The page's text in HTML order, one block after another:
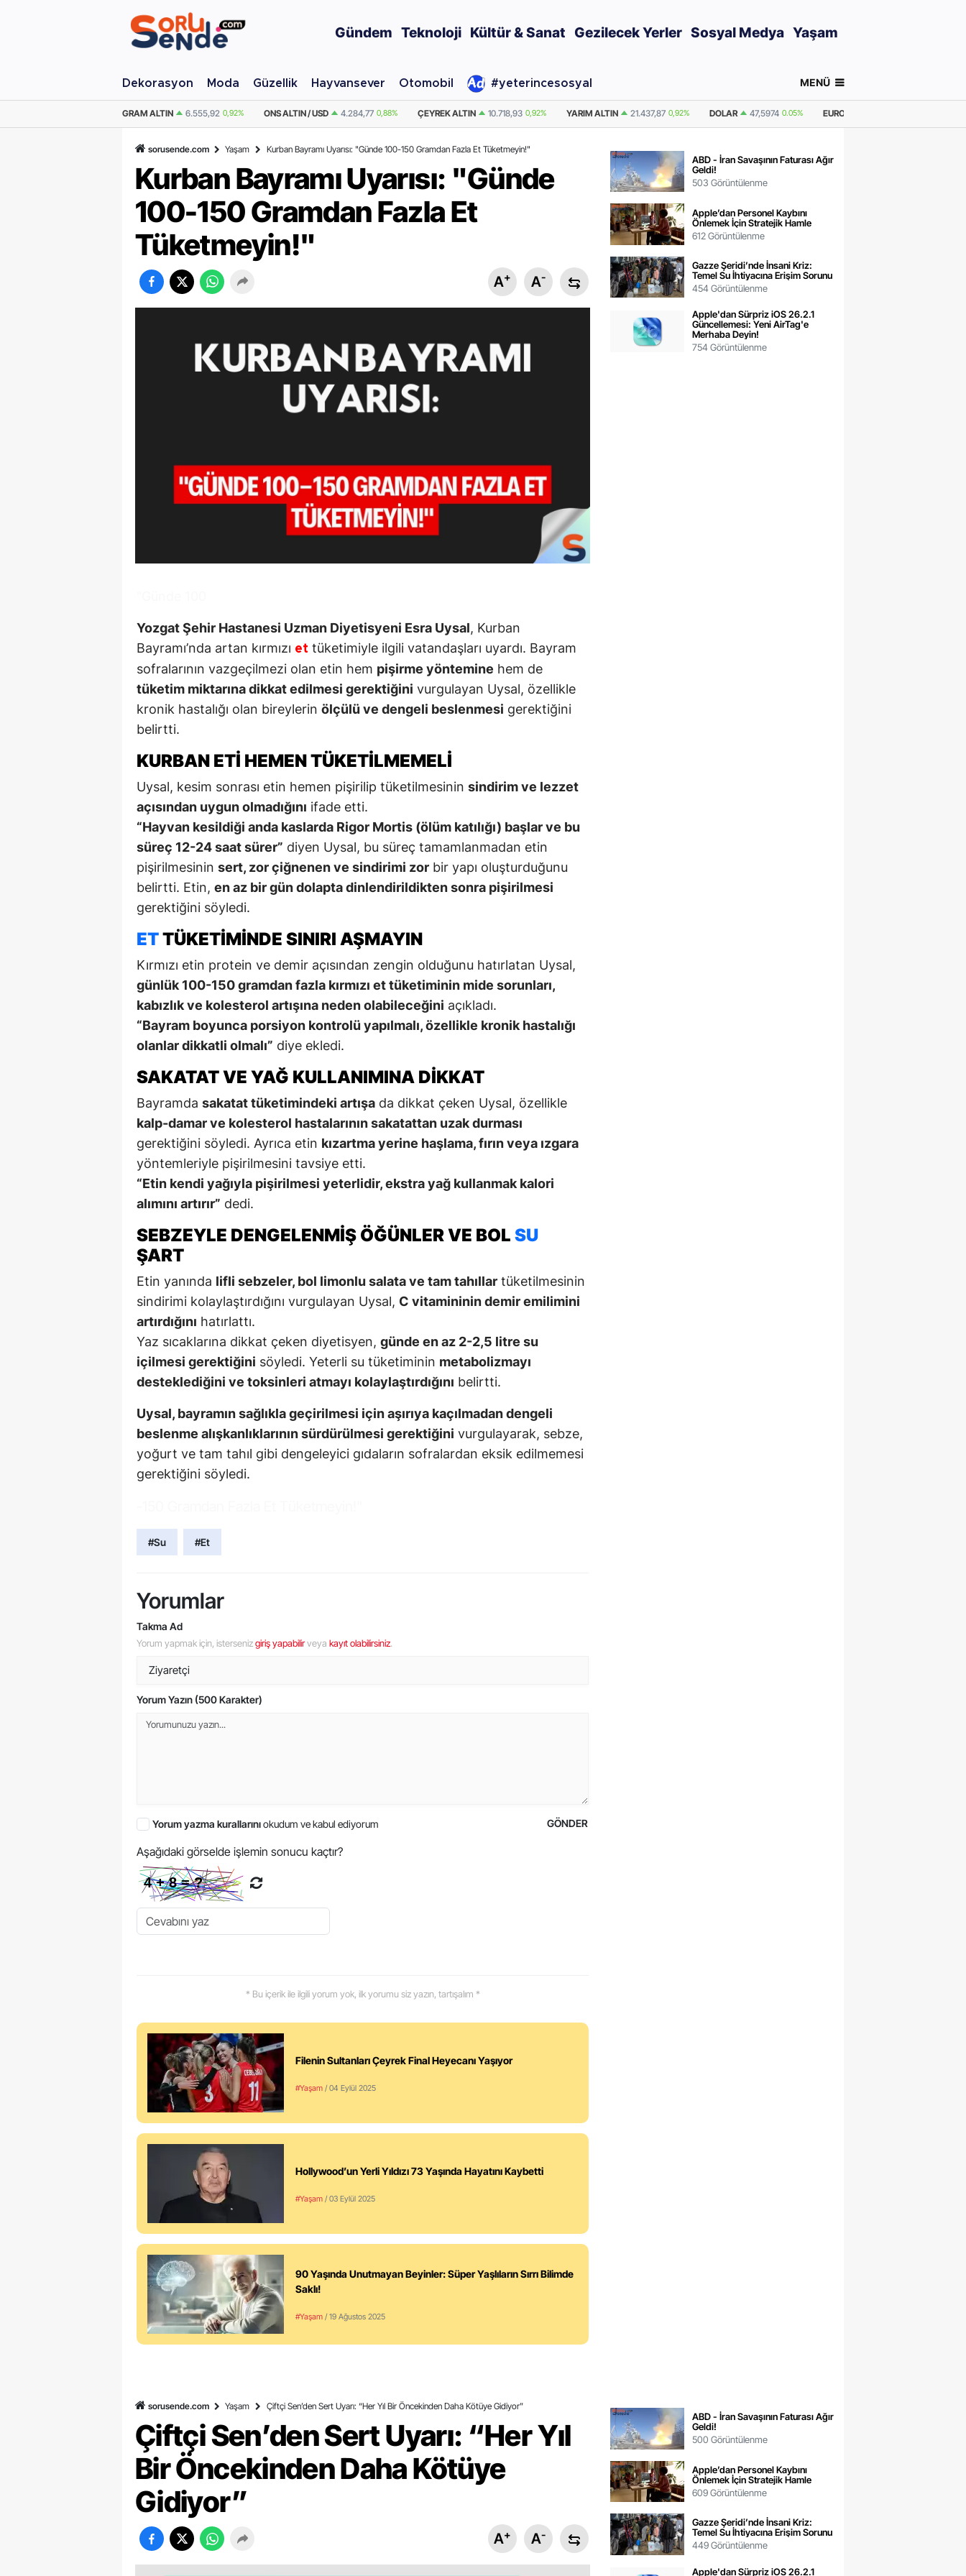
Gündem Teknoloji Kültür & Sanat Gezilecek Yerler Sosyal Medya Yaşam
Dekorasyon Moda Güzellik Hayvansever Otomobil #yeterincesosyal MENÜ
ONS ALTIN / USD 4.284,77 0,88% ÇEYREK ALTIN 10.718,93 0,92% YARIM ALTIN 21.437,87 0,92% DOLAR 47,5974 0.05% EURO 55,1283 0.19% GRAM ALTIN
sorusende.com Yaşam Kurban Bayramı Uyarısı: "Günde 100-150 Gramdan Fazla Et Tüketmeyin!"
Kurban Bayramı Uyarısı: "Günde
100-150 Gramdan Fazla Et
Tüketmeyin!"
A+ A-
Yozgat Şehir Hastanesi Uzman Diyetisyeni Esra Uysal, Kurban
Bayramı’nda artan kırmızı et tüketimiyle ilgili vatandaşları uyardı. Bayram
sofralarının vazgeçilmezi olan etin hem pişirme yöntemine hem de
tüketim miktarına dikkat edilmesi gerektiğini vurgulayan Uysal, özellikle
kronik hastalığı olan bireylerin ölçülü ve dengeli beslenmesi gerektiğini
belirtti.
KURBAN ETI HEMEN TÜKETILMEMELI
Uysal, kesim sonrası etin hemen pişirilip tüketilmesinin sindirim ve lezzet
açısından uygun olmadığını ifade etti.
“Hayvan kesildiği anda kaslarda Rigor Mortis (ölüm katılığı) başlar ve bu
süreç 12-24 saat sürer” diyen Uysal, bu süreç tamamlanmadan etin
pişirilmesinin sert, zor çiğnenen ve sindirimi zor bir yapı oluşturduğunu
belirtti. Etin, en az bir gün dolapta dinlendirildikten sonra pişirilmesi
gerektiğini söyledi.
ETTÜKETIMINDE SINIRI AŞMAYIN
Kırmızı etin protein ve demir açısından zengin olduğunu hatırlatan Uysal,
günlük 100-150 gramdan fazla kırmızı et tüketiminin mide sorunları,
kabızlık ve kolesterol artışına neden olabileceğini açıkladı.
“Bayram boyunca porsiyon kontrolü yapılmalı, özellikle kronik hastalığı
olanlar dikkatli olmalı” diye ekledi.
SAKATAT VE YAĞ KULLANIMINA DIKKAT
Bayramda sakatat tüketimindeki artışa da dikkat çeken Uysal, özellikle
kalp-damar ve kolesterol hastalarının sakatattan uzak durması
gerektiğini söyledi. Ayrıca etin kızartma yerine haşlama, fırın veya ızgara
yöntemleriyle pişirilmesini tavsiye etti.
“Etin kendi yağıyla pişirilmesi yeterlidir, ekstra yağ kullanmak kalori
alımını artırır” dedi.
SEBZEYLE DENGELENMIŞ ÖĞÜNLER VE BOL SU
ŞART
Etin yanında lifli sebzeler, bol limonlu salata ve tam tahıllar tüketilmesinin
sindirimi kolaylaştırdığını vurgulayan Uysal, C vitamininin demir emilimini
artırdığını hatırlattı.
Yaz sıcaklarına dikkat çeken diyetisyen, günde en az 2-2,5 litre su
içilmesi gerektiğini söyledi. Yeterli su tüketiminin metabolizmayı
desteklediğini ve toksinleri atmayı kolaylaştırdığını belirtti.
Uysal, bayramın sağlıkla geçirilmesi için aşırıya kaçılmadan dengeli
beslenme alışkanlıklarının sürdürülmesi gerektiğini vurgulayarak, sebze,
yoğurt ve tam tahıl gibi dengeleyici gıdaların sofralardan eksik edilmemesi
gerektiğini söyledi.
#Su #Et
Yorumlar
Takma Ad
Yorum yapmak için, istersenizgiriş yapabilirveya kayıt olabilirsiniz.
Yorum Yazın (500 Karakter)
GÖNDER
Yorum yazma kurallarınıokudum ve kabul ediyorum
Aşağıdaki görselde işlemin sonucu kaçtır?
* Bu içerik ile ilgili yorum yok, ilk yorumu siz yazın, tartışalım *
Filenin Sultanları Çeyrek Final Heyecanı Yaşıyor
#Yaşam / 04 Eylül 2025
Hollywood’un Yerli Yıldızı 73 Yaşında Hayatını Kaybetti
#Yaşam / 03 Eylül 2025
90 Yaşında Unutmayan Beyinler: Süper Yaşlıların Sırrı Bilimde
Saklı!
#Yaşam / 19 Ağustos 2025
ABD - İran Savaşının Faturası Ağır
Geldi!
503 Görüntülenme
Apple’dan Personel Kaybını
Önlemek İçin Stratejik Hamle
612 Görüntülenme
Gazze Şeridi’nde İnsani Kriz:
Temel Su İhtiyacına Erişim Sorunu
454 Görüntülenme
Apple'dan Sürpriz iOS 26.2.1
Güncellemesi: Yeni AirTag'e
Merhaba Deyin!
754 Görüntülenme
sorusende.com Yaşam Çiftçi Sen’den Sert Uyarı: “Her Yıl Bir Öncekinden Daha Kötüye Gidiyor”
Çiftçi Sen’den Sert Uyarı: “Her Yıl
Bir Öncekinden Daha Kötüye
Gidiyor”
A+ A-
ABD - İran Savaşının Faturası Ağır
Geldi!
500 Görüntülenme
Apple’dan Personel Kaybını
Önlemek İçin Stratejik Hamle
609 Görüntülenme
Gazze Şeridi’nde İnsani Kriz:
Temel Su İhtiyacına Erişim Sorunu
449 Görüntülenme
Apple'dan Sürpriz iOS 26.2.1